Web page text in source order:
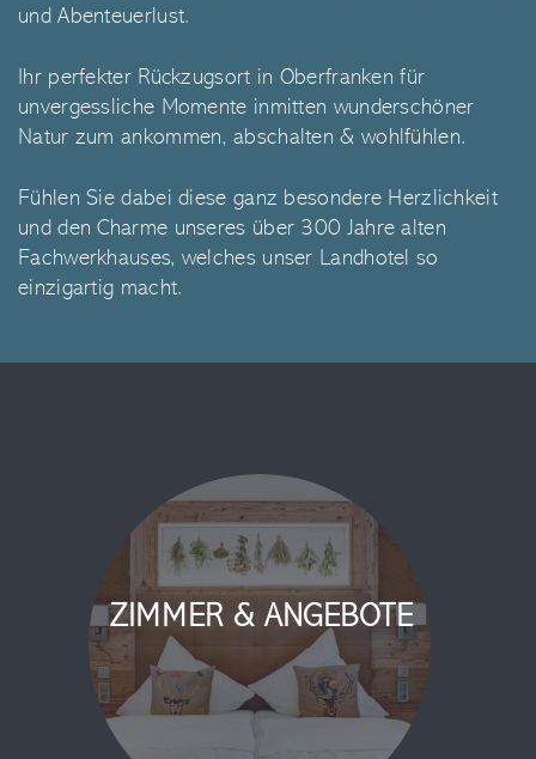
und Abenteuerlust.
Ihr perfekter Rückzugsort in Oberfranken für
unvergessliche Momente inmitten wunderschöner
Natur zum ankommen, abschalten & wohlfühlen.
Fühlen Sie dabei diese ganz besondere Herzlichkeit
und den Charme unseres über 300 Jahre alten
Fachwerkhauses, welches unser Landhotel so
einzigartig macht.
ZIMMER & ANGEBOTE